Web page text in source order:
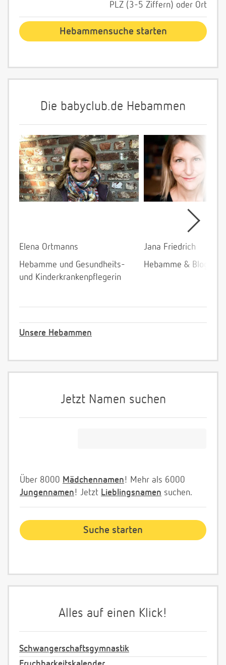
PLZ (3-5 Ziffern) oder Ort
Die babyclub.de Hebammen
Elena Ortmanns
Hebamme und Gesundheits-
und Kinderkrankenpflegerin
Jana Friedrich
Hebamme &
Unsere Hebammen
Jetzt Namen suchen
Über 8000 Mädchennamen! Mehr als 6000
Jungennamen! Jetzt Lieblingsnamen suchen.
Alles auf einen Klick!
Schwangerschaftsgymnastik